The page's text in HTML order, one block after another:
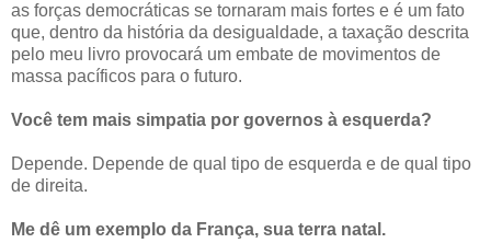
as forças democráticas se tornaram mais fortes e é um fato
que, dentro da história da desigualdade, a taxação descrita
pelo meu livro provocará um embate de movimentos de
massa pacíficos para o futuro.
Você tem mais simpatia por governos à esquerda?
Depende. Depende de qual tipo de esquerda e de qual tipo
de direita.
Me dê um exemplo da França, sua terra natal.